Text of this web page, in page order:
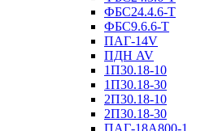
ФБС24.4.6-Т
ФБС9.6.6-Т
ПАГ-14V
ПДН AV
1П30.18-10
1П30.18-30
2П30.18-10
2П30.18-30
ПАГ-18А800-1